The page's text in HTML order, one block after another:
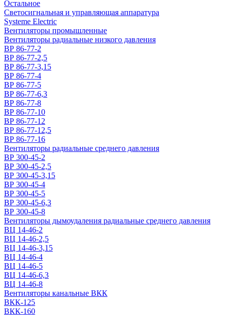
Остальное
Светосигнальная и управляющая аппаратура
Systeme Electric
Вентиляторы промышленные
Вентиляторы радиальные низкого давления
ВР 86-77-2
ВР 86-77-2,5
ВР 86-77-3,15
ВР 86-77-4
ВР 86-77-5
ВР 86-77-6,3
ВР 86-77-8
ВР 86-77-10
ВР 86-77-12
ВР 86-77-12,5
ВР 86-77-16
Вентиляторы радиальные среднего давления
ВР 300-45-2
ВР 300-45-2,5
ВР 300-45-3,15
ВР 300-45-4
ВР 300-45-5
ВР 300-45-6,3
ВР 300-45-8
Вентиляторы дымоудаления радиальные среднего давления
ВЦ 14-46-2
ВЦ 14-46-2,5
ВЦ 14-46-3,15
ВЦ 14-46-4
ВЦ 14-46-5
ВЦ 14-46-6,3
ВЦ 14-46-8
Вентиляторы канальные ВКК
ВКК-125
ВКК-160